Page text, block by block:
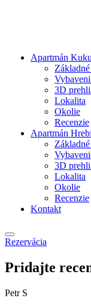
Apartmán
3D
Lokalita
Okolie
Recenzie
Apartmán
3D
Lokalita
Okolie
Recenzie
Kontakt
Rezervácia
Pridajte
Petr S